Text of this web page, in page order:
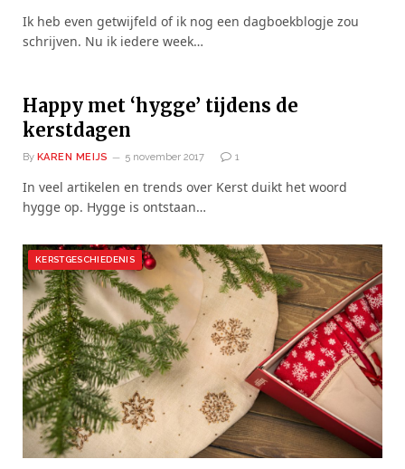
Ik heb even getwijfeld of ik nog een dagboekblogje zou
schrijven. Nu ik iedere week…
Happy met ‘hygge’ tijdens de
kerstdagen
By KAREN MEIJS 5 november 2017 1
In veel artikelen en trends over Kerst duikt het woord
hygge op. Hygge is ontstaan…
KERSTGESCHIEDENIS